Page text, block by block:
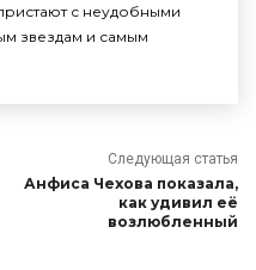
с неудобными
звездам и самым
Следующая статья
Анфиса Чехова показала,
как удивил её
возлюбленный